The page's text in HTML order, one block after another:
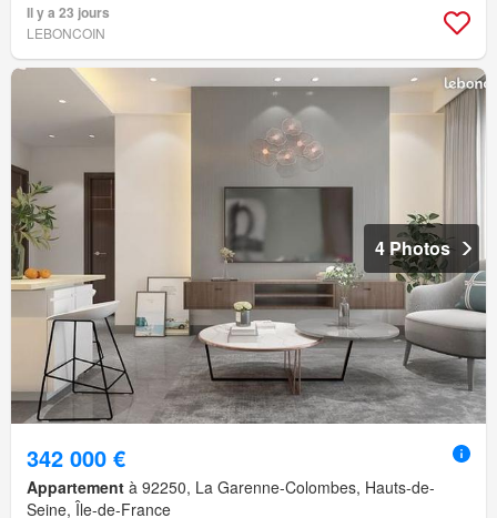
Il y a 23 jours
LEBONCOIN
4 Photos
342 000 €
Appartement à 92250, La Garenne-Colombes, Hauts-de-
Seine, Île-de-France